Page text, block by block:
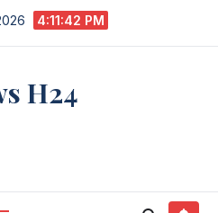
4:11:43 PM
H24